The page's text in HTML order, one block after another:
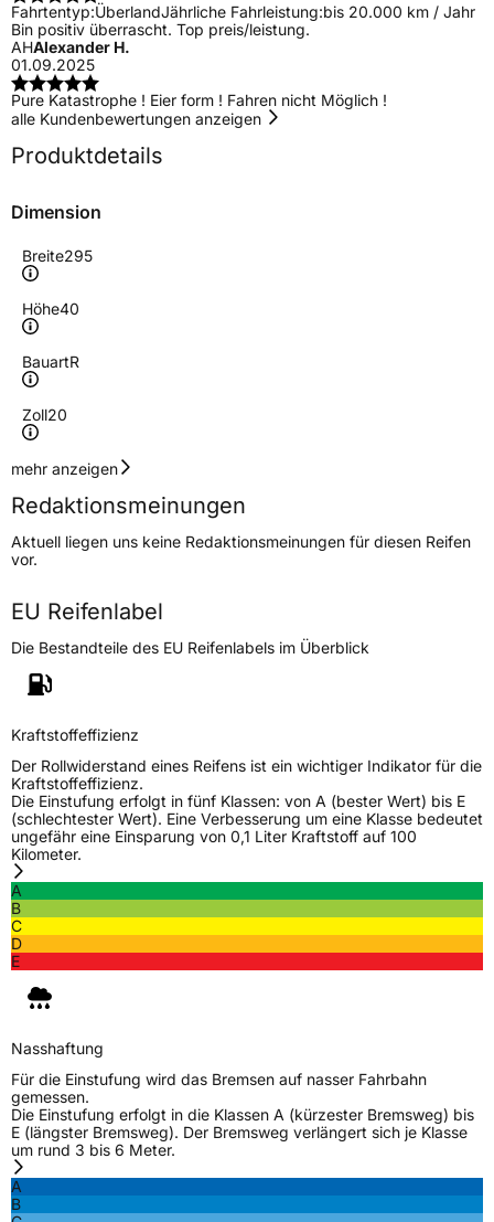
Fahrtentyp:ÜberlandJährliche Fahrleistung:bis 20.000 km / Jahr
Bin positiv überrascht. Top preis/leistung.
AHAlexander H.
01.09.2025
Pure Katastrophe ! Eier form ! Fahren nicht Möglich !
alle Kundenbewertungen anzeigen
Produktdetails
Dimension
Breite295
Höhe40
BauartR
Zoll20
Geschwindigkeitsindex
Höchstgeschwindigkeit
300 km/h
Lastindex110
Höchstlast1060 kg
Generelle Merkmale
Fahrzeugtyp
VerwendungSommerreifen
ModellnameCatchfors UHP Pro
FahrzeugartPKW & SUV
Weitere Eigenschaften
SchlauchtypTL
ZustandNeureifen
Verstärkt
EU Label
EffizienzC
Nasshaftung
mehr anzeigen
Redaktionsmeinungen
Aktuell liegen uns keine Redaktionsmeinungen für diesen Reifen
vor.
EU Reifenlabel
Die Bestandteile des EU Reifenlabels im Überblick
Kraftstoffeffizienz
Der Rollwiderstand eines Reifens ist ein wichtiger Indikator für die
Kraftstoffeffizienz.
Die Einstufung erfolgt in fünf Klassen: von A (bester Wert) bis E
(schlechtester Wert). Eine Verbesserung um eine Klasse bedeutet
ungefähr eine Einsparung von 0,1 Liter Kraftstoff auf 100
Kilometer.
A
B
C
D
E
Nasshaftung
Für die Einstufung wird das Bremsen auf nasser Fahrbahn
gemessen.
Die Einstufung erfolgt in die Klassen A (kürzester Bremsweg) bis
E (längster Bremsweg). Der Bremsweg verlängert sich je Klasse
um rund 3 bis 6 Meter.
A
B